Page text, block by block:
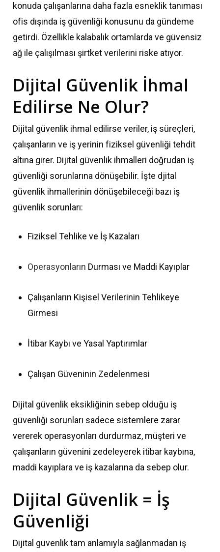
konuda çalışanlarına daha fazla esneklik tanıması
ofis dışında iş güvenliği konusunu da gündeme
getirdi. Özellikle kalabalık ortamlarda ve güvensiz
ağ ile çalışılması şirtket verilerini riske atıyor.
Dijital Güvenlik İhmal
Edilirse Ne Olur?
Dijital güvenlik ihmal edilirse veriler, iş süreçleri,
çalışanların ve iş yerinin fiziksel güvenliği tehdit
altına girer. Dijital güvenlik ihmalleri doğrudan iş
güvenliği sorunlarına dönüşebilir. İşte djital
güvenlik ihmallerinin dönüşebileceği bazı iş
güvenlik sorunları:
Fiziksel Tehlike ve İş Kazaları
Operasyonların Durması ve Maddi Kayıplar
Çalışanların Kişisel Verilerinin Tehlikeye
Girmesi
İtibar Kaybı ve Yasal Yaptırımlar
Çalışan Güveninin Zedelenmesi
Dijital güvenlik eksikliğinin sebep olduğu iş
güvenliği sorunları sadece sistemlere zarar
vererek operasyonları durdurmaz, müşteri ve
çalışanların güvenini zedeleyerek itibar kaybına,
maddi kayıplara ve iş kazalarına da sebep olur.
Dijital Güvenlik = İş
Güvenliği
Dijital güvenlik tam anlamıyla sağlanmadan iş